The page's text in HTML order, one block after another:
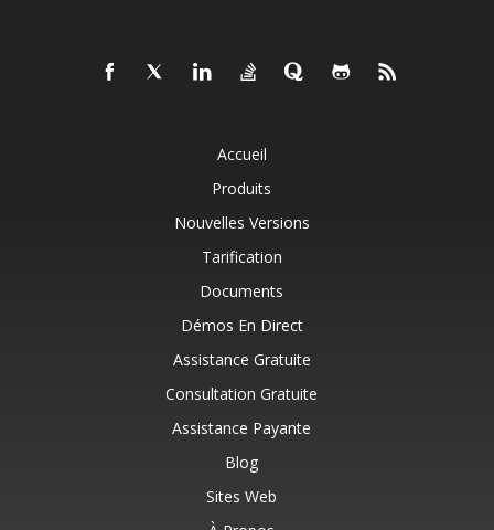
Accueil
Produits
Nouvelles Versions
Tarification
Documents
Démos En Direct
Assistance Gratuite
Consultation Gratuite
Assistance Payante
Blog
Sites Web